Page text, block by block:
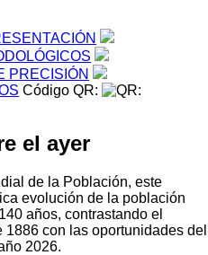
PRECISIÓN
Código QR:
el ayer
de la Población, este
evolución de la población
años, contrastando el
con las oportunidades del
2026.